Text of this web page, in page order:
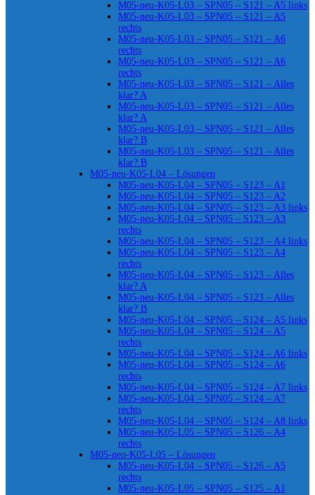
M05-neu-K05-L03 – SPN05 – S121 – A5 links
M05-neu-K05-L03 – SPN05 – S121 – A5
rechts
M05-neu-K05-L03 – SPN05 – S121 – A6
rechts
M05-neu-K05-L03 – SPN05 – S121 – A6
rechts
M05-neu-K05-L03 – SPN05 – S121 – Alles
klar? A
M05-neu-K05-L03 – SPN05 – S121 – Alles
klar? A
M05-neu-K05-L03 – SPN05 – S121 – Alles
klar? B
M05-neu-K05-L03 – SPN05 – S121 – Alles
klar? B
M05-neu-K05-L04 – Lösungen
M05-neu-K05-L04 – SPN05 – S123 – A1
M05-neu-K05-L04 – SPN05 – S123 – A2
M05-neu-K05-L04 – SPN05 – S123 – A3 links
M05-neu-K05-L04 – SPN05 – S123 – A3
rechts
M05-neu-K05-L04 – SPN05 – S123 – A4 links
M05-neu-K05-L04 – SPN05 – S123 – A4
rechts
M05-neu-K05-L04 – SPN05 – S123 – Alles
klar? A
M05-neu-K05-L04 – SPN05 – S123 – Alles
klar? B
M05-neu-K05-L04 – SPN05 – S124 – A5 links
M05-neu-K05-L04 – SPN05 – S124 – A5
rechts
M05-neu-K05-L04 – SPN05 – S124 – A6 links
M05-neu-K05-L04 – SPN05 – S124 – A6
rechts
M05-neu-K05-L04 – SPN05 – S124 – A7 links
M05-neu-K05-L04 – SPN05 – S124 – A7
rechts
M05-neu-K05-L04 – SPN05 – S124 – A8 links
M05-neu-K05-L05 – SPN05 – S126 – A4
rechts
M05-neu-K05-L05 – Lösungen
M05-neu-K05-L04 – SPN05 – S126 – A5
rechts
M05-neu-K05-L05 – SPN05 – S125 – A1